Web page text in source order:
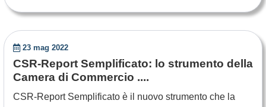
23 mag 2022
CSR-Report Semplificato: lo strumento della
Camera di Commercio ....
CSR-Report Semplificato è il nuovo strumento che la